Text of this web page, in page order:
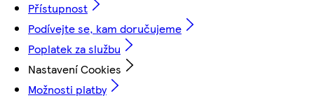
Přístupnost
Podívejte se, kam doručujeme
Poplatek za službu
Nastavení Cookies
Možnosti platby